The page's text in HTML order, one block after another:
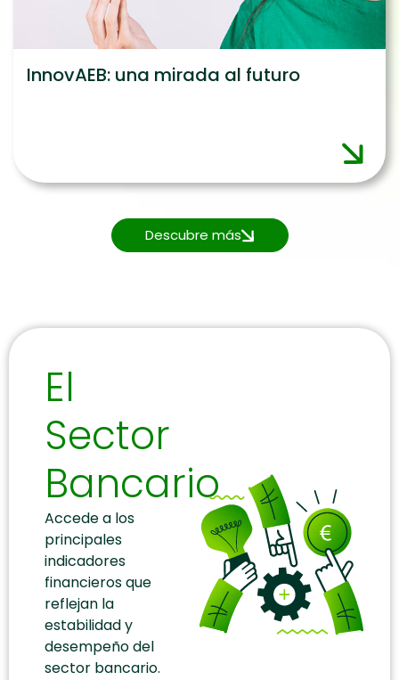
InnovAEB: una mirada al futuro
Descubre más
El
Sector
Bancario
Accede a los
principales
indicadores
financieros que
reflejan la
estabilidad y
desempeño del
sector bancario.